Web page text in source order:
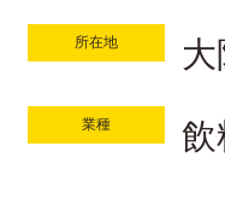
所在地
業種